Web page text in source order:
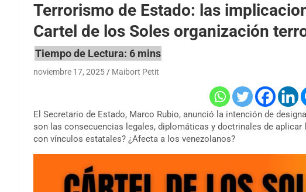
Terrorismo de Estado: las
Cartel de los Soles organización
noviembre 17, 2025 Maibort Petit
El Secretario de Estado, Marco Rubio, anunció la intención de
son las consecuencias legales, diplomáticas y doctrinales de
con vínculos estatales? ¿Afecta a los venezolanos?